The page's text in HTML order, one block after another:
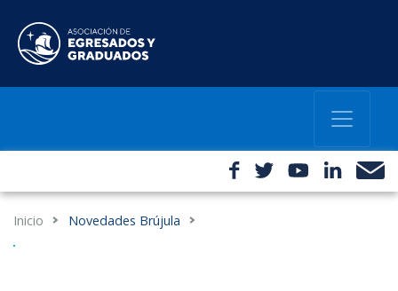
Inicio Novedades Brújula